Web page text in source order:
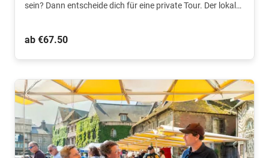
sein? Dann entscheide dich für eine private Tour. Der lokale
ab €67.50